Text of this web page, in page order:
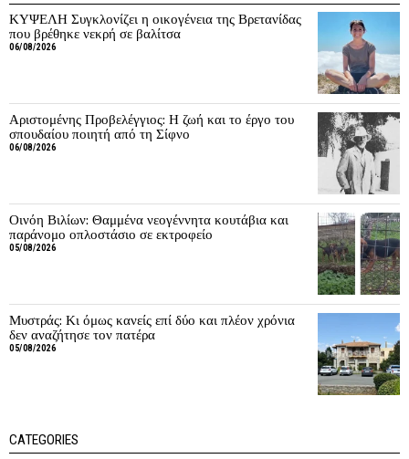
ΚΥΨΕΛΗ Συγκλονίζει η οικογένεια της Βρετανίδας
που βρέθηκε νεκρή σε βαλίτσα
06/08/2026
Αριστομένης Προβελέγγιος: Η ζωή και το έργο του
σπουδαίου ποιητή από τη Σίφνο
06/08/2026
Οινόη Βιλίων: Θαμμένα νεογέννητα κουτάβια και
παράνομο οπλοστάσιο σε εκτροφείο
05/08/2026
Μυστράς: Κι όμως κανείς επί δύο και πλέον χρόνια
δεν αναζήτησε τον πατέρα
05/08/2026
CATEGORIES